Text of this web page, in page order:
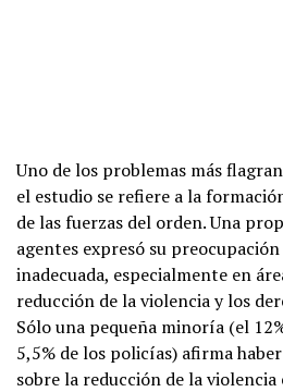
Uno de los problemas más
el estudio se refiere a la
de las fuerzas del orden. Una
agentes expresó su
inadecuada, especialmente en
reducción de la violencia y los
Sólo una pequeña minoría (el
5,5% de los policías) afirma
sobre la reducción de la